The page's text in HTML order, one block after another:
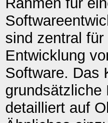
sind zentral
Entwicklung
Software. Das
grundsätzliche
detailliert auf